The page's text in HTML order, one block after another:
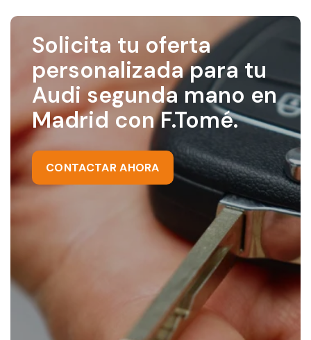
Solicita tu oferta
personalizada para tu
Audi segunda mano en
Madrid con F.Tomé.
CONTACTAR AHORA